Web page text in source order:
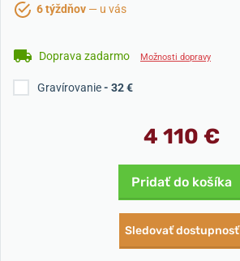
6 týždňov — u vás
Doprava zadarmo Možnosti dopravy
Gravírovanie- 32 €
4 110 €
Pridať do košíka
Sledovať dostupnosť